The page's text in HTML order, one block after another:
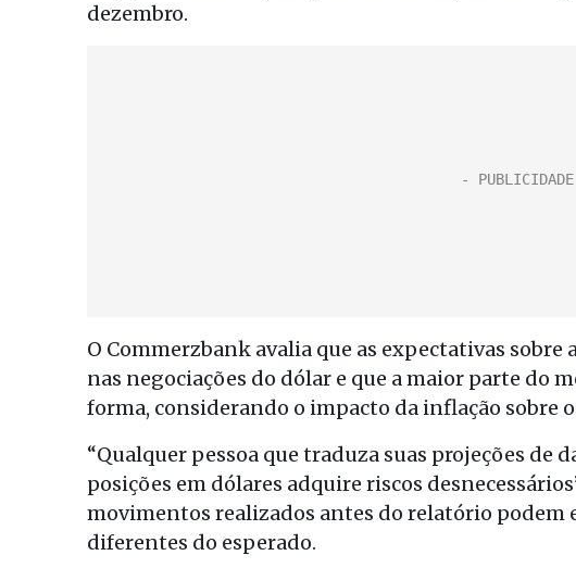
dezembro.
O Commerzbank avalia que as expectativas
nas negociações do dólar e que a maior parte do
forma, considerando o impacto da inflação sobre
“Qualquer pessoa que traduza suas projeções de
posições em dólares adquire riscos
movimentos realizados antes do relatório podem
diferentes do esperado.